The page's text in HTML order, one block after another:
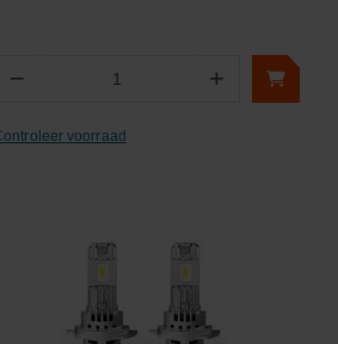
− +
voorraad